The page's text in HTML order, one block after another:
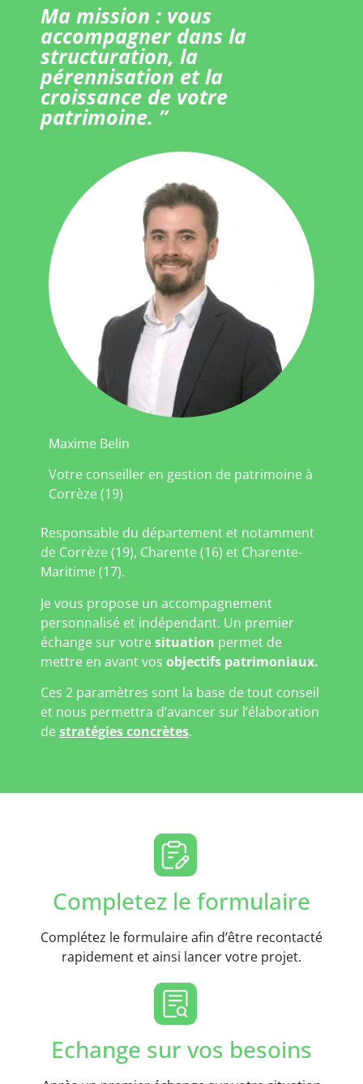
Ma mission : vous
accompagner dans la
structuration, la
pérennisation et la
croissance de votre
patrimoine. ”
Maxime Belin
Votre conseiller en gestion de patrimoine à
Corrèze (19)
Responsable du département et notamment
de Corrèze (19), Charente (16) et Charente-
Maritime (17).
Je vous propose un accompagnement
personnalisé et indépendant. Un premier
échange sur votresituation permet de
mettre en avant vos objectifs patrimoniaux.
Ces 2 paramètres sont la base de tout conseil
et nous permettra d’avancer sur l’élaboration
destratégies concrètes.
Completez le formulaire
Complétez le formulaire afin d’être recontacté
rapidement et ainsi lancer votre projet.
Echange sur vos besoins